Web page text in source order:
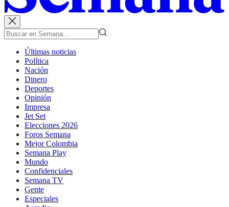
Últimas noticias
Política
Nación
Dinero
Deportes
Opinión
Impresa
Jet Set
Elecciones 2026
Foros Semana
Mejor Colombia
Semana Play
Mundo
Confidenciales
Semana TV
Gente
Especiales